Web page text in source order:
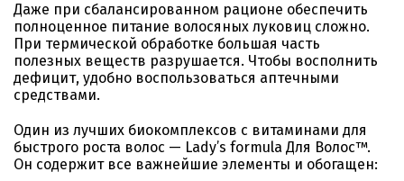
Даже при сбалансированном рационе обеспечить
полноценное питание волосяных луковиц сложно.
При термической обработке большая часть
полезных веществ разрушается. Чтобы восполнить
дефицит, удобно воспользоваться аптечными
средствами.
Один из лучших биокомплексов с витаминами для
быстрого роста волос — Lady’s formula Для Волос™.
Он содержит все важнейшие элементы и обогащен: